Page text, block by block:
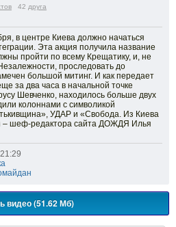
42 друга
в центре Киева должно начаться
Эта акция получила название
пройти по всему Крещатику, и, не
проследовать до
большой митинг. И как передает
за два часа в начальной точке
Шевченко, находилось больше двух
колоннами с символикой
УДАР и «Свобода. Из Киева
– шеф-редактора сайта ДОЖДЯ Илья
видео (51.62 Мб)